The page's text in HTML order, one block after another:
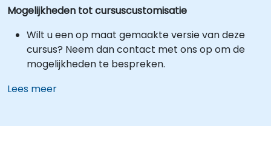
Mogelijkheden tot cursuscustomisatie
Wilt u een op maat gemaakte versie van deze
cursus? Neem dan contact met ons op om de
mogelijkheden te bespreken.
Lees meer